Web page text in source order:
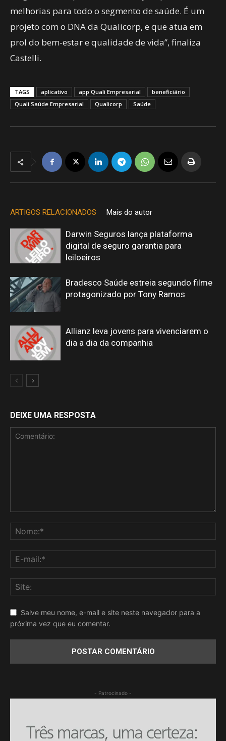
melhorias para todo o segmento de saúde. É um
projeto com o DNA da Qualicorp, e que atua em
prol do bem-estar e qualidade de vida”, finaliza
Castelli.
TAGS aplicativo app Quali Empresarial
beneficiário
Quali Saúde Empresarial
Qualicorp Saúde
ARTIGOS RELACIONADOS Mais do autor
Darwin Seguros lança plataforma
digital de seguro garantia para
leiloeiros
Bradesco Saúde estreia segundo filme
protagonizado por Tony Ramos
Allianz leva jovens para vivenciarem o
dia a dia da companhia
DEIXE UMA RESPOSTA
Salve meu nome, e-mail e site neste navegador para a
próxima vez que eu comentar.
- Patrocinado -